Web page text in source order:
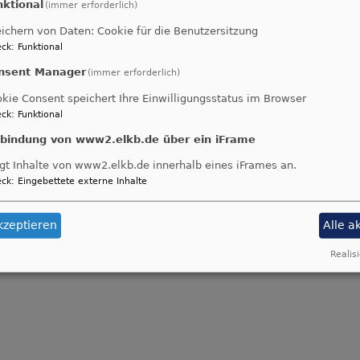
des Dekanats und weltweit durch die
für ein gerechtes Miteinander beider Geschlechter
Sprechen Sie uns an.
Ihre Anregungen!
(immer erforderlich)
von Daten: Cookie für die Benutzersitzung
: Funktional
Manager (immer erforderlich)
Consent speichert Ihre Einwilligungsstatus im Browser
: Funktional
von www2.elkb.de über ein iFrame
Inhalte von www2.elkb.de innerhalb eines iFrames an.
: Eingebettete externe Inhalte
Alle